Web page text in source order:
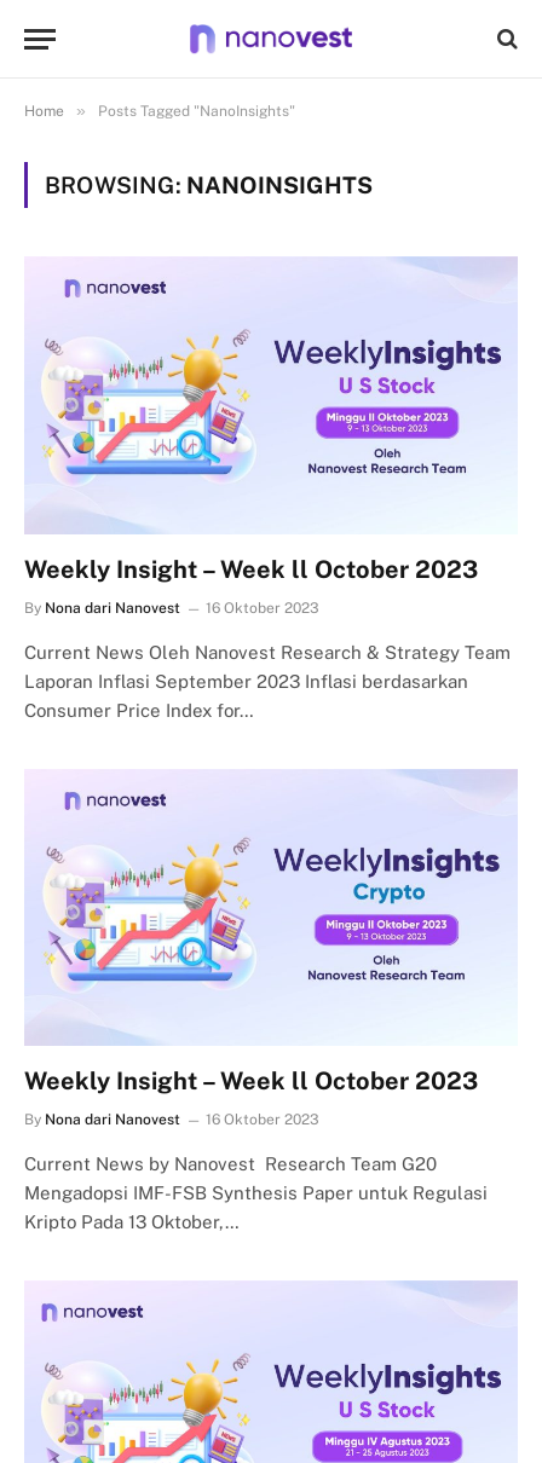
Home » Posts Tagged "NanoInsights"
BROWSING: NANOINSIGHTS
Weekly Insight – Week ll October 2023
By Nona dari Nanovest 16 Oktober 2023
Current News Oleh Nanovest Research & Strategy Team
Laporan Inflasi September 2023 Inflasi berdasarkan
Consumer Price Index for…
Weekly Insight – Week ll October 2023
By Nona dari Nanovest 16 Oktober 2023
Current News by Nanovest Research Team G20
Mengadopsi IMF-FSB Synthesis Paper untuk Regulasi
Kripto Pada 13 Oktober,…